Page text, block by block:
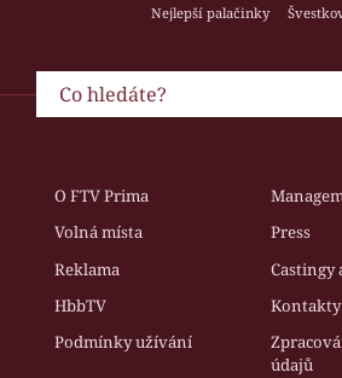
Nejlepší palačinky
O FTV Prima
Volná místa
Press
Reklama
Castingy
HbbTV
Kontakty
Podmínky užívání
údajů